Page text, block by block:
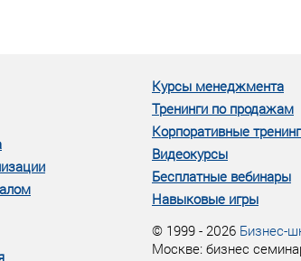
Курсы менеджмента
Тренинги по продажам
Корпоративные
Видеокурсы
Бесплатные вебинары
Навыковые игры
© 1999 - 2026 Бизнес-
Москве: бизнес